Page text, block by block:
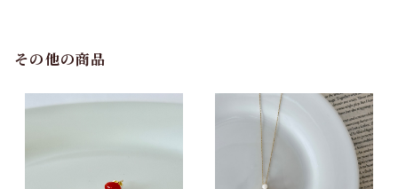
その他の商品